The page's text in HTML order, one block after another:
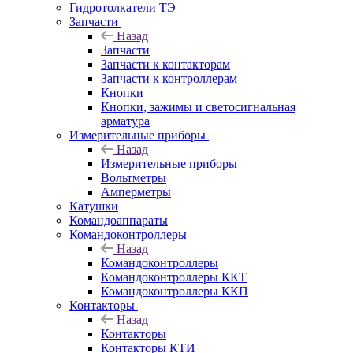
Гидротолкатели ТЭ
Запчасти
Назад
Запчасти
Запчасти к контакторам
Запчасти к контроллерам
Кнопки
Кнопки, зажимы и светосигнальная
арматура
Измерительные приборы
Назад
Измерительные приборы
Вольтметры
Амперметры
Катушки
Командоаппараты
Командоконтроллеры
Назад
Командоконтроллеры
Командоконтроллеры ККТ
Командоконтроллеры ККП
Контакторы
Назад
Контакторы
Контакторы КТИ